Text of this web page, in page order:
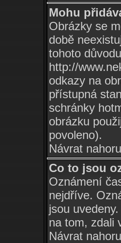
Mohu
Obrázky se
době
tohoto
http://
odkazy na
přístupná
schránky
obrázku
povoleno).
Návrat nahoru
Co to jsou
Oznámení
nejdříve.
jsou
na tom, zdali
Návrat nahoru